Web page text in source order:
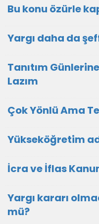
Bu konu özürle
Yargı daha da
Tanıtım
Lazım
Çok Yönlü Ama
Yükseköğretim
İcra ve İflas
Yargı kararı
mü?